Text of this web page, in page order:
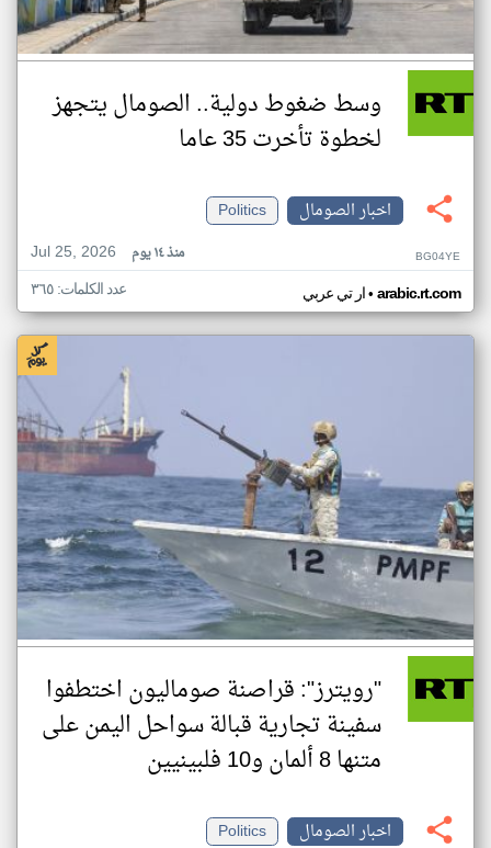
وسط ضغوط دولية.. الصومال يتجهز
لخطوة تأخرت 35 عاما
اخبار الصومال
Politics
Jul 25, 2026
منذ ١٤ يوم BG04YE
ار تي عربي• arabic.rt.com عدد الكلمات: ٣٦٥
"رويترز": قراصنة صوماليون اختطفوا
سفينة تجارية قبالة سواحل اليمن على
متنها 8 ألمان و10 فلبينيين
اخبار الصومال
Politics